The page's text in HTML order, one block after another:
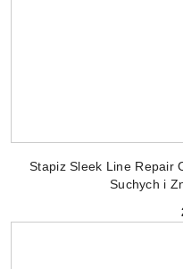
Stapiz Sleek Line Repair
Suchych i